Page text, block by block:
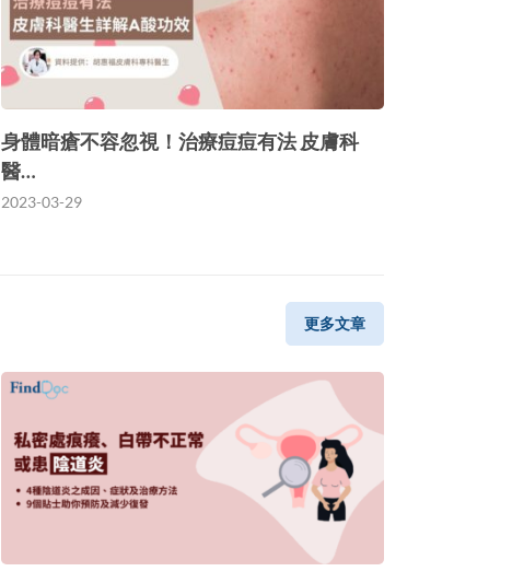
身體暗瘡不容忽視！治療痘痘有法 皮膚科
醫…
2023-03-29
更多文章